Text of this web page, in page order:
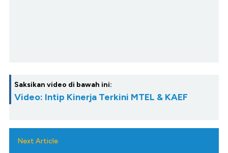
Saksikan video di bawah ini:
Video: Intip Kinerja Terkini MTEL & KAEF
Next Article